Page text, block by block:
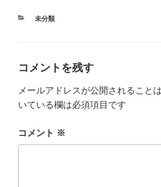
カ
未分類
コメントを残す
メールアドレスが公開されること
いている欄は必須項目です
コメント ※